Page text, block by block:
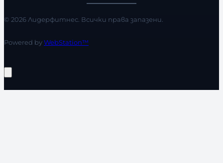
© 2026 Лидерфитнес. Всички права запазени.
Powered byWebStation™